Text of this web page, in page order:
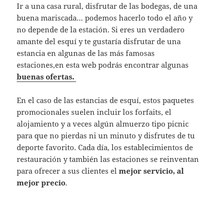
Ir a una casa rural, disfrutar de las bodegas, de una
buena mariscada… podemos hacerlo todo el año y
no depende de la estación. Si eres un verdadero
amante del esquí y te gustaría disfrutar de una
estancia en algunas de las más famosas
estaciones,en esta web podrás encontrar algunas
buenas ofertas.
En el caso de las estancias de esquí, estos paquetes
promocionales suelen incluir los forfaits, el
alojamiento y a veces algún almuerzo tipo picnic
para que no pierdas ni un minuto y disfrutes de tu
deporte favorito. Cada día, los establecimientos de
restauración y también las estaciones se reinventan
para ofrecer a sus clientes elmejor servicio, al
mejor precio.